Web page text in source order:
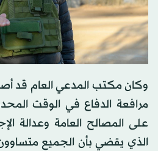
وكان مكتب المدعي العام قد
مرافعة الدفاع في الوقت
على المصالح العامة وعدالة
الذي يقضي بأن الجميع